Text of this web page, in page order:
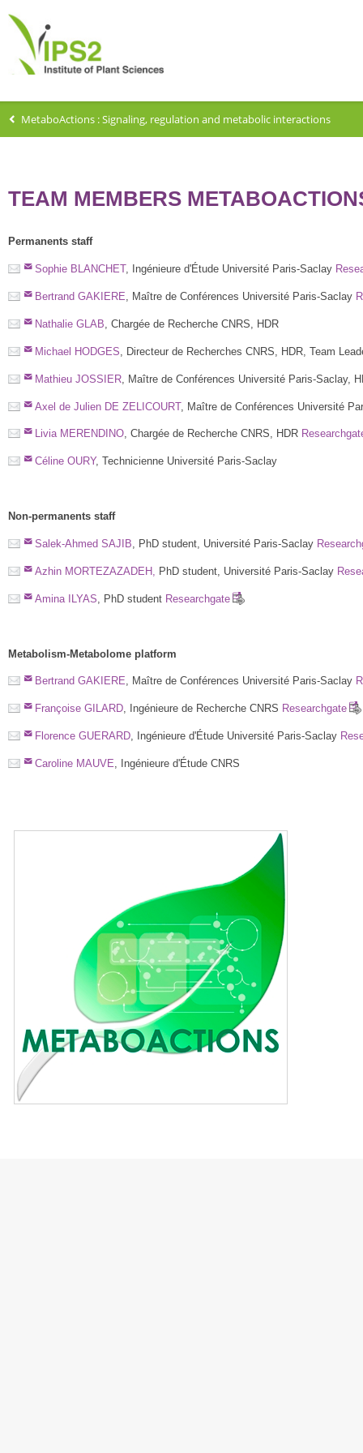
MetaboActions : Signaling, regulation and metabolic interactions
TEAM MEMBERS
Permanents staff
Sophie BLANCHET, Ingénieure d'Étude Université Paris-Saclay
Bertrand GAKIERE , Maître de Conférences Université Paris-Saclay
Nathalie GLAB , Chargée de Recherche CNRS, HDR
Michael HODGES , Directeur de Recherches CNRS, HDR, Team
Mathieu JOSSIER, Maître de Conférences Université Paris-Saclay,
Axel de Julien DE ZELICOURT, Maître de Conférences Université
Livia MERENDINO, Chargée de Recherche CNRS, HDR
Céline OURY, Technicienne Université Paris-Saclay
Non-permanents staff
Salek-Ahmed SAJIB , PhD student, Université Paris-Saclay
Azhin MORTEZAZADEH, PhD student, Université Paris-Saclay
Amina ILYAS , PhD student Researchgate
Metabolism-Metabolome platform
Bertrand GAKIERE, Maître de Conférences Université Paris-Saclay
Françoise GILARD, Ingénieure de Recherche CNRS Researchgate
Florence GUERARD, Ingénieure d'Étude Université Paris-Saclay
Caroline MAUVE, Ingénieure d'Étude CNRS